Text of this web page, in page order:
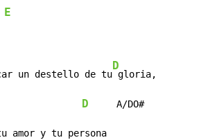
E
un destello de tu
D
D
     A/DO#
amor y tu persona